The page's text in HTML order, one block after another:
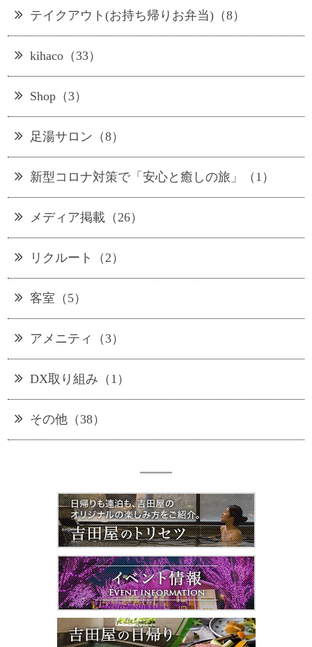
テイクアウト(お持ち帰りお弁当)（8）
kihaco（33）
Shop（3）
足湯サロン（8）
新型コロナ対策で「安心と癒しの旅」（1）
メディア掲載（26）
リクルート（2）
客室（5）
アメニティ（3）
DX取り組み（1）
その他（38）